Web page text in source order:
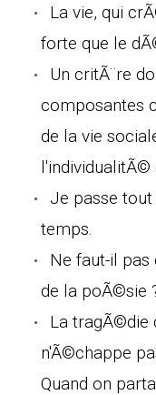
La vie, qui
forte que le
Un critÃ¨re
composantes
de la vie
l'individualitÃ©
Je passe
temps.
Ne faut-il
de la poÃ©sie
La tragÃ©die
n'Ã©chappe
Quand on